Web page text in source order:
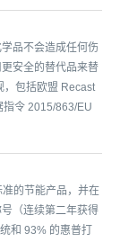
品不会造成任何伤
安全的替代品来替
，包括欧盟 Recast
指令 2015/863/EU
的节能产品，并在
（连续第二年获得
和 93% 的惠普打